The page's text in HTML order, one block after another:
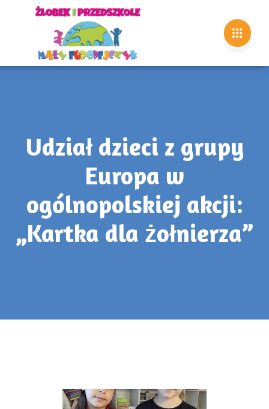
Udział dzieci z grupy
Europa w
ogólnopolskiej akcji:
„Kartka dla żołnierza”